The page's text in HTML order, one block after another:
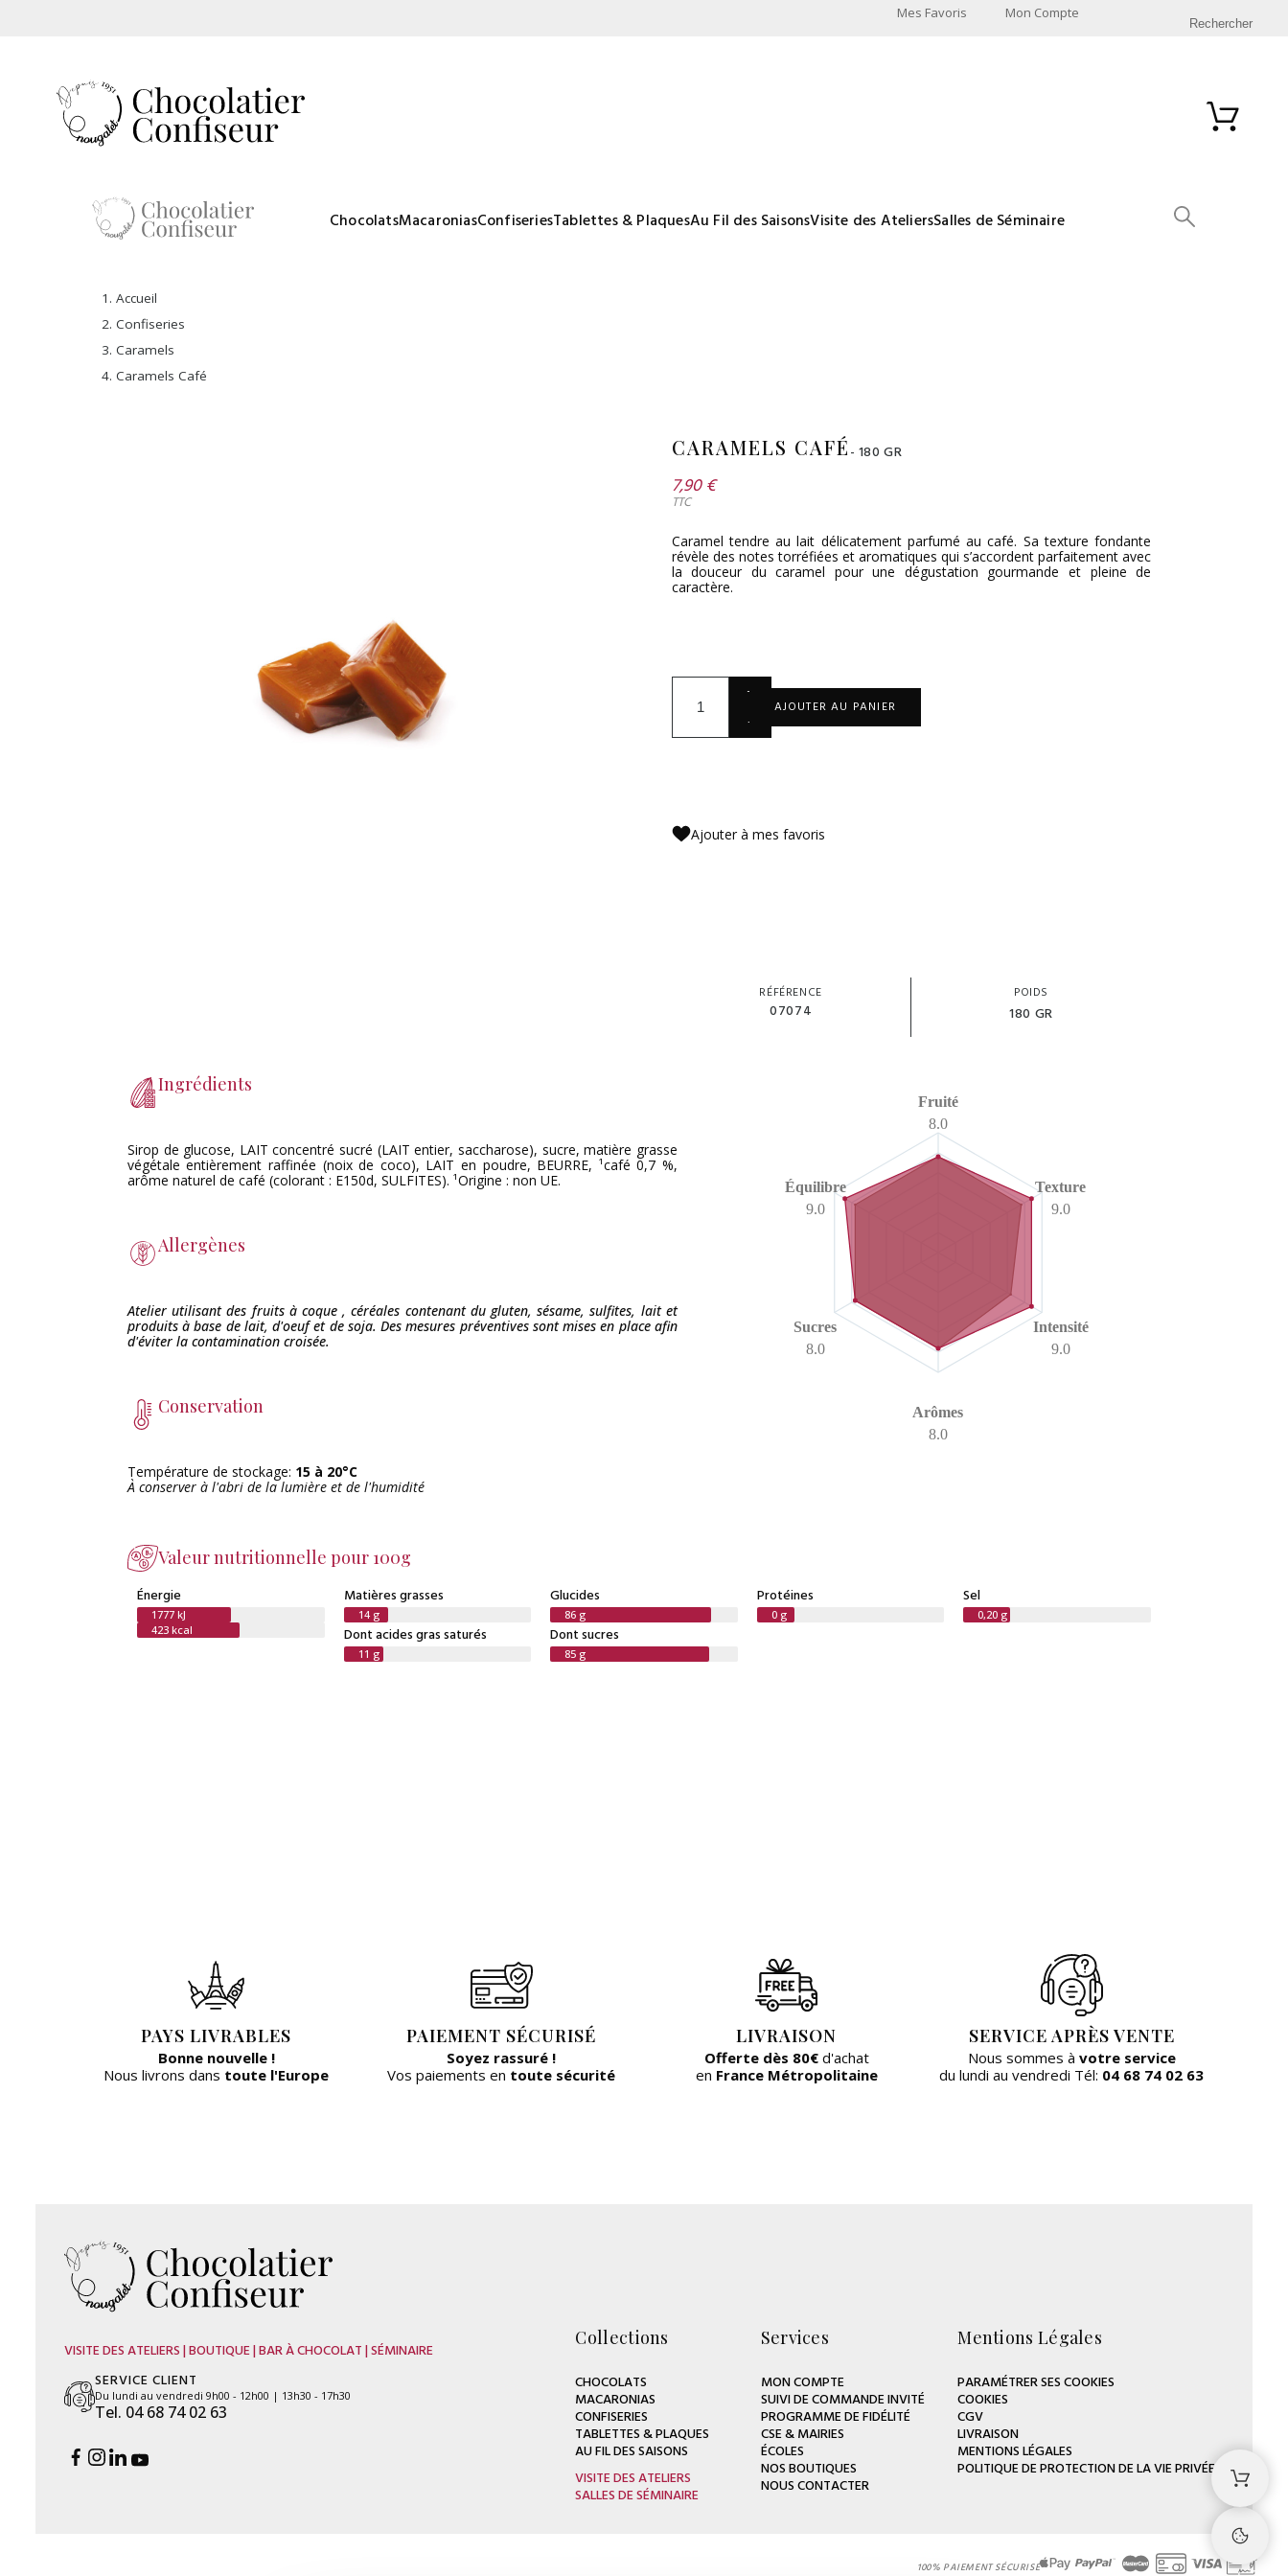
Mes Favoris Mon Compte
Rechercher
ChocolatsMacaroniasConfiseriesTablettes & PlaquesAu Fil des SaisonsVisite des AteliersSalles de Séminaire
Accueil
Confiseries
Caramels
Caramels Café
CARAMELS CAFÉ- 180 GR
7,90 €
TTC
Caramel tendre au lait délicatement parfumé au café. Sa texture fondante
révèle des notes torréfiées et aromatiques qui s’accordent parfaitement avec
la douceur du caramel pour une dégustation gourmande et pleine de
caractère.
+
-
AJOUTER AU PANIER
Ajouter à mes favoris
RÉFÉRENCE
07074
POIDS
180 GR
Ingrédients
Sirop de glucose, LAIT concentré sucré (LAIT entier, saccharose), sucre, matière grasse
végétale entièrement raffinée (noix de coco), LAIT en poudre, BEURRE, ¹café 0,7 %,
arôme naturel de café (colorant : E150d, SULFITES). ¹Origine : non UE.
Allergènes
Atelier utilisant des fruits à coque , céréales contenant du gluten, sésame, sulfites, lait et
produits à base de lait, d'oeuf et de soja. Des mesures préventives sont mises en place afin
d'éviter la contamination croisée.
Conservation
Température de stockage: 15 à 20°C
À conserver à l'abri de la lumière et de l'humidité
Fruité
8.0
Texture
9.0
Intensité
9.0
Arômes
8.0
Sucres
8.0
Équilibre
9.0
Valeur nutritionnelle pour 100g
Énergie
1777 kJ
423 kcal
Matières grasses
14 g
Dont acides gras saturés
11 g
Glucides
86 g
Dont sucres
85 g
Protéines
0 g
Sel
0,20 g
PAYS LIVRABLES
Bonne nouvelle !
Nous livrons dans toute l'Europe
PAIEMENT SÉCURISÉ
Soyez rassuré !
Vos paiements en toute sécurité
LIVRAISON
Offerte dès 80€d'achat
en France Métropolitaine
SERVICE APRÈS VENTE
Nous sommes à votre service
du lundi au vendredi Tél: 04 68 74 02 63
VISITE DES ATELIERS | BOUTIQUE | BAR À CHOCOLAT | SÉMINAIRE
SERVICE CLIENT
Du lundi au vendredi 9h00 - 12h00 | 13h30 - 17h30
Tel. 04 68 74 02 63
Collections
CHOCOLATS
MACARONIAS
CONFISERIES
TABLETTES & PLAQUES
AU FIL DES SAISONS
VISITE DES ATELIERS
SALLES DE SÉMINAIRE
Services
MON COMPTE
SUIVI DE COMMANDE INVITÉ
PROGRAMME DE FIDÉLITÉ
CSE & MAIRIES
ÉCOLES
NOS BOUTIQUES
NOUS CONTACTER
Mentions Légales
PARAMÉTRER SES COOKIES
COOKIES
CGV
LIVRAISON
MENTIONS LÉGALES
POLITIQUE DE PROTECTION DE LA VIE PRIVÉE
100% PAIEMENT SÉCURISÉ